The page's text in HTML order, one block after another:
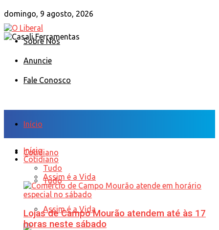
domingo, 9 agosto, 2026
Sobre Nós
Anuncie
Fale Conosco
Início
Cotidiano
Tudo
Assim é a Vida
Início
Cotidiano
Tudo
Assim é a Vida
Lojas de Campo Mourão atendem até às 17
horas neste sábado